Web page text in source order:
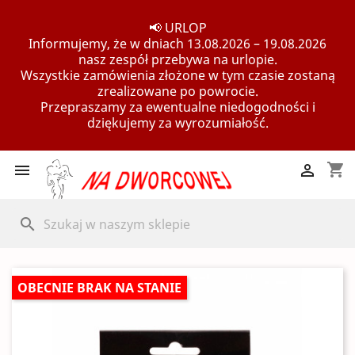
📢 URLOP
Informujemy, że w dniach 13.08.2026 – 19.08.2026
nasz zespół przebywa na urlopie.
Wszystkie zamówienia złożone w tym czasie zostaną
zrealizowane po powrocie.
Przepraszamy za ewentualne niedogodności i
dziękujemy za wyrozumiałość.
 shopping_cart

search
OBECNIE BRAK NA STANIE